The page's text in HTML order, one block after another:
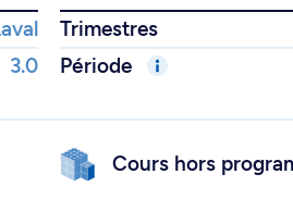
Trimestres
3.0 Période
Cours hors